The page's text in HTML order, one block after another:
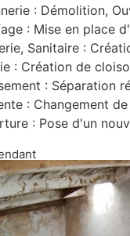
: Démolition,
: Mise en place
Sanitaire :
: Création de
: Séparation
: Changement
: Pose d'un